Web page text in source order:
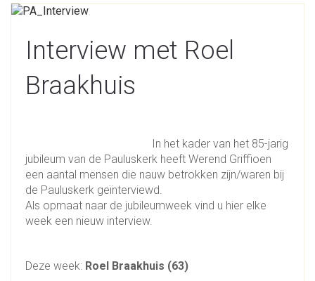
Interview met Roel
Braakhuis
In het kader van het 85-jarig
jubileum van de Pauluskerk heeft Werend Griffioen
een aantal mensen die nauw betrokken zijn/waren bij
de Pauluskerk geïnterviewd.
Als opmaat naar de jubileumweek vind u hier elke
week een nieuw interview.
Deze week: Roel Braakhuis (63)